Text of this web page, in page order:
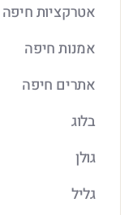
אטרקציות חיפה
אמנות חיפה
אתרים חיפה
בלוג
גולן
גליל